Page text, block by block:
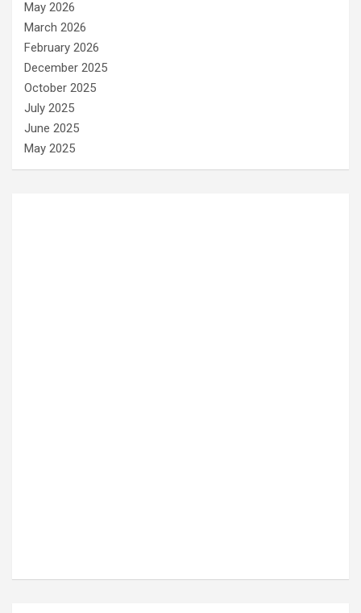
May 2026
March 2026
February 2026
December 2025
October 2025
July 2025
June 2025
May 2025